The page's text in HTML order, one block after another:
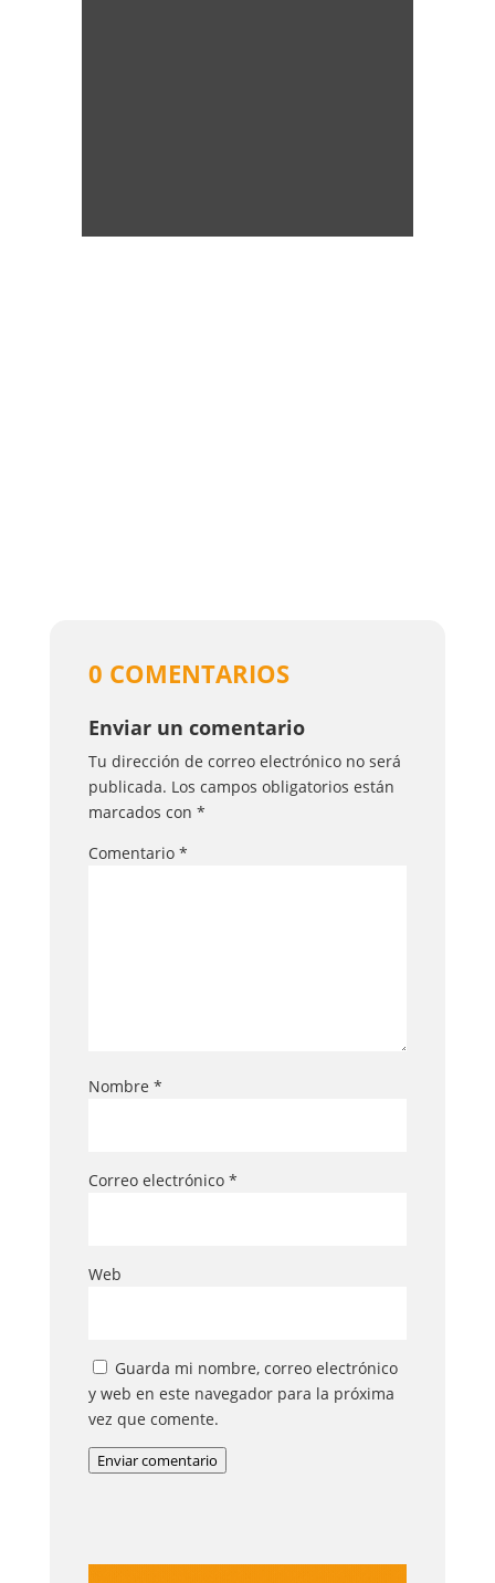
0 COMENTARIOS
Enviar un comentario
Tu dirección de correo electrónico no será
publicada. Los campos obligatorios están
marcados con *
Comentario *
Nombre *
Correo electrónico *
Web
Guarda mi nombre, correo electrónico
y web en este navegador para la próxima
vez que comente.
Enviar comentario